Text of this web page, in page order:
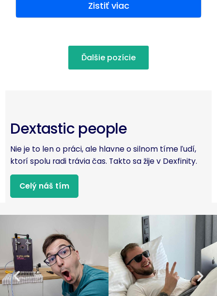
Zistiť viac
Ďalšie pozície
Dextastic people
Nie je to len o práci, ale hlavne o silnom tíme ľudí,
ktorí spolu radi trávia čas. Takto sa žije v Dexfinity.
Celý náš tím